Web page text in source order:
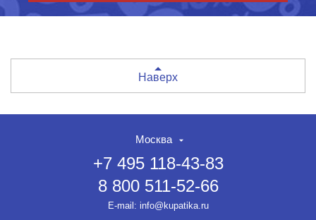
Наверх
Москва
+7 495 118-43-83
8 800 511-52-66
E-mail: info@kupatika.ru